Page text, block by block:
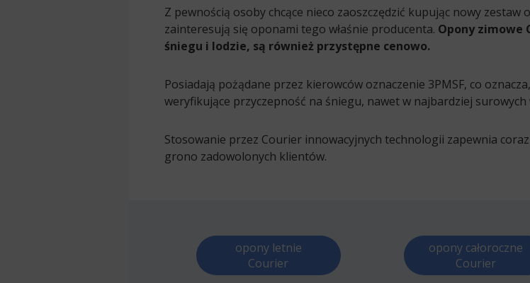
Z pewnością osoby chcące nieco zaoszczędzić kupując nowy
zainteresują się oponami tego właśnie producenta. Opony zimowe
śniegu i lodzie, są również przystępne cenowo.
Posiadają pożądane przez kierowców oznaczenie 3PMSF, co
weryfikujące przyczepność na śniegu, nawet w najbardziej surowych
Stosowanie przez Courier innowacyjnych technologii zapewnia
grono zadowolonych klientów.
opony letnie
Courier
opony całoroczne
Courier